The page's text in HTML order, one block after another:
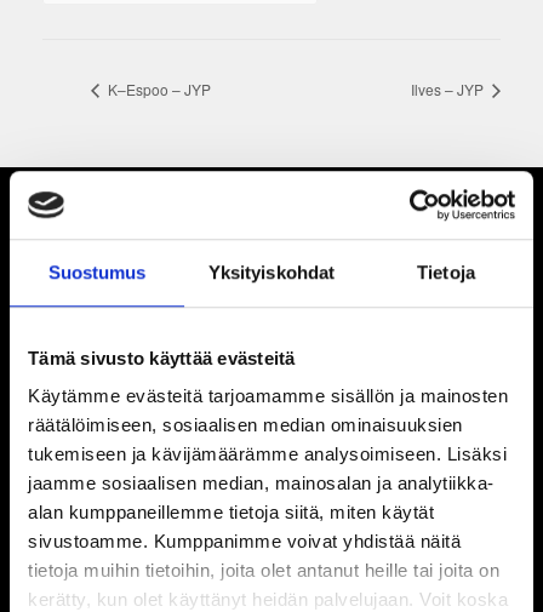
Suostumus Yksityiskohdat Tietoja
Tämä sivusto käyttää evästeitä
Käytämme evästeitä tarjoamamme sisällön ja mainosten
räätälöimiseen, sosiaalisen median ominaisuuksien
tukemiseen ja kävijämäärämme analysoimiseen. Lisäksi
jaamme sosiaalisen median, mainosalan ja analytiikka-
alan kumppaneillemme tietoja siitä, miten käytät
sivustoamme. Kumppanimme voivat yhdistää näitä
tietoja muihin tietoihin, joita olet antanut heille tai joita on
kerätty, kun olet käyttänyt heidän palvelujaan. Voit koska
K–Espoo – JYP Ilves – JYP